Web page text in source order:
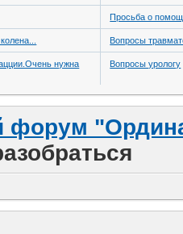
Просьба о
Вопросы
нужна
Вопросы урологу
форум